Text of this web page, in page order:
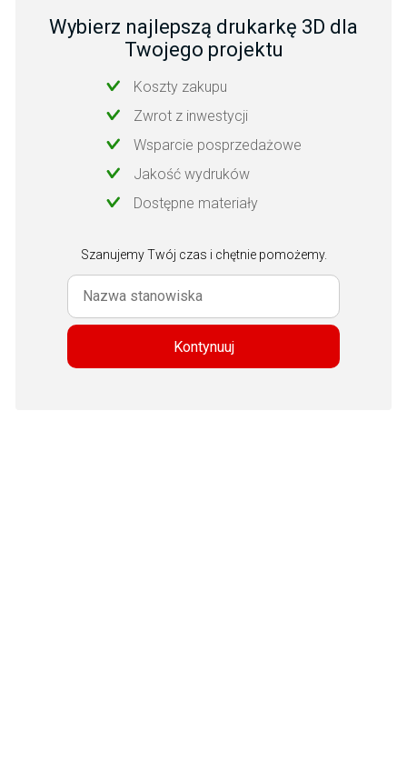
Wybierz najlepszą drukarkę 3D dla
Twojego projektu
Koszty zakupu
Zwrot z inwestycji
Wsparcie posprzedażowe
Jakość wydruków
Dostępne materiały
Szanujemy Twój czas i chętnie pomożemy.
Kontynuuj